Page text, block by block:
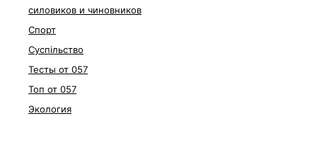
силовиков и чиновников
Спорт
Суспільство
Тесты от 057
Топ от 057
Экология